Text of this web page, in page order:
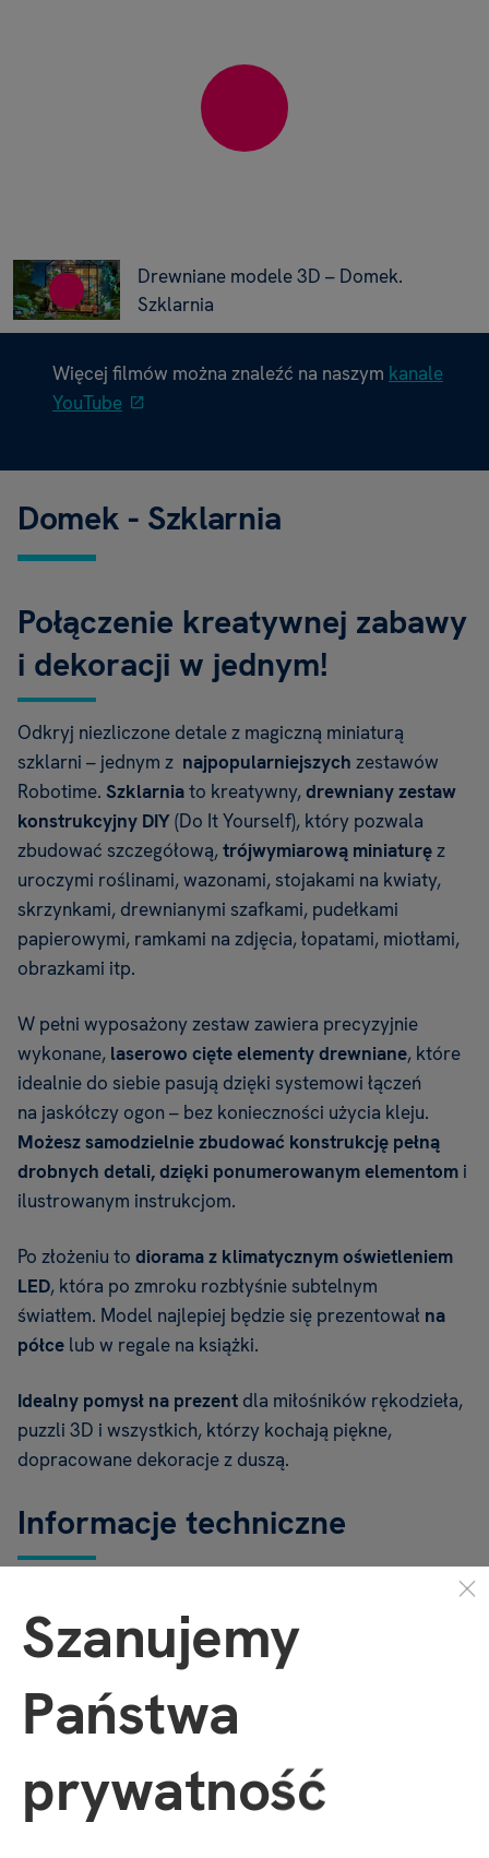
Drewniane modele 3D – Domek.
Szklarnia
Więcej filmów można znaleźć na naszym kanale
YouTube
Domek - Szklarnia
Połączenie kreatywnej zabawy
i dekoracji w jednym!
Odkryj niezliczone detale z magiczną miniaturą
szklarni – jednym z najpopularniejszych zestawów
Robotime. Szklarniato kreatywny,drewniany zestaw
konstrukcyjny DIY(Do It Yourself), który pozwala
zbudować szczegółową,trójwymiarową miniaturęz
uroczymi roślinami, wazonami, stojakami na kwiaty,
skrzynkami, drewnianymi szafkami, pudełkami
papierowymi, ramkami na zdjęcia, łopatami, miotłami,
obrazkami itp.
W pełni wyposażony zestaw zawiera precyzyjnie
wykonane, laserowo cięte elementy drewniane, które
idealnie do siebie pasują dzięki systemowi łączeń
na jaskółczy ogon – bez konieczności użycia kleju.
Możesz samodzielnie zbudować konstrukcję pełną
drobnych detali, dzięki ponumerowanym elementom i
ilustrowanym instrukcjom.
Po złożeniu to diorama z klimatycznym oświetleniem
LED, która po zmroku rozbłyśnie subtelnym
światłem. Model najlepiej będzie się prezentował na
półce lub w regale na książki.
Idealny pomysł na prezent dla miłośników rękodzieła,
puzzli 3D i wszystkich, którzy kochają piękne,
dopracowane dekoracje z duszą.
Informacje techniczne
Stopień trudności:
4/5
Szacowany czas montażu:
7,5 godziny
Wymiary po złożeniu:19,5 × 17,5 × 17,5 cm
: Nieodpowiednie dla dzieci poniżej 3. roku
życia. Zawiera małe elementy, istnieje ryzyko
zadławienia.
Szanujemy
Państwa
prywatność